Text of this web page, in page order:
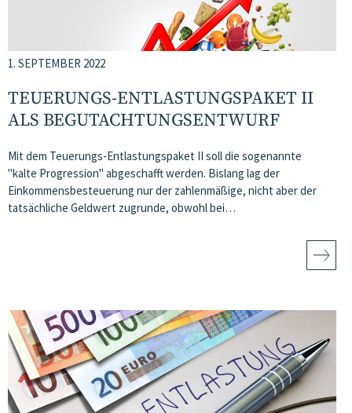
1. SEPTEMBER 2022
TEUERUNGS-ENTLASTUNGSPAKET II
ALS BEGUTACHTUNGSENTWURF
Mit dem Teuerungs-Entlastungspaket II soll die sogenannte
"kalte Progression" abgeschafft werden. Bislang lag der
Einkommensbesteuerung nur der zahlenmäßige, nicht aber der
tatsächliche Geldwert zugrunde, obwohl bei…